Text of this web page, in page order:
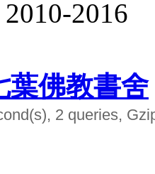
2016
葉佛教書舍
2 queries,